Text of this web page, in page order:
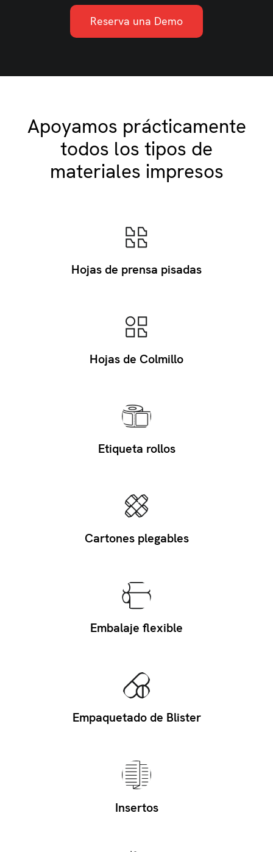
Reserva una Demo
Apoyamos prácticamente
todos los tipos de
materiales impresos
Hojas de prensa pisadas
Hojas de Colmillo
Etiqueta rollos
Cartones plegables
Embalaje flexible
Empaquetado de Blister
Insertos